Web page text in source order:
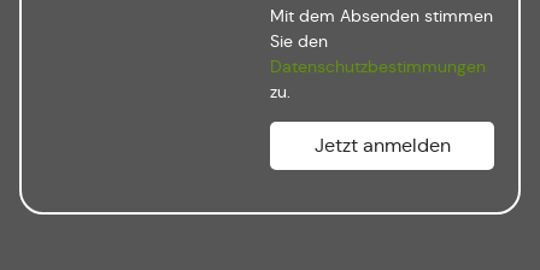
Mit dem Absenden stimmen
Sie den
Datenschutzbestimmungen
zu.